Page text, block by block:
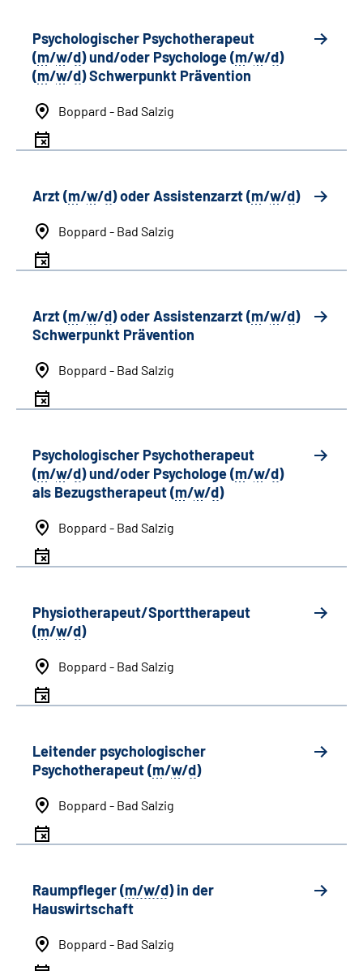
Psychologischer Psychotherapeut
(m/w/d) und/oder Psychologe (m/w/d)
(m/w/d) Schwerpunkt Prävention
Boppard - Bad Salzig
Arzt (m/w/d) oder Assistenzarzt (m/w/d)
Boppard - Bad Salzig
Arzt (m/w/d) oder Assistenzarzt (m/w/d)
Schwerpunkt Prävention
Boppard - Bad Salzig
Psychologischer Psychotherapeut
(m/w/d) und/oder Psychologe (m/w/d)
als Bezugstherapeut (m/w/d)
Boppard - Bad Salzig
Physiotherapeut/Sporttherapeut
(m/w/d)
Boppard - Bad Salzig
Leitender psychologischer
Psychotherapeut (m/w/d)
Boppard - Bad Salzig
Raumpfleger (m/w/d) in der
Hauswirtschaft
Boppard - Bad Salzig